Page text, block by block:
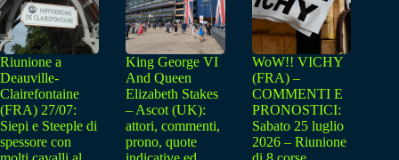
Riunione a
Deauville-
Clairefontaine
(FRA) 27/07:
Siepi e Steeple di
spessore con
King George VI
And Queen
Elizabeth Stakes
– Ascot (UK):
attori, commenti,
prono, quote
WoW!! VICHY
(FRA) –
COMMENTI E
PRONOSTICI:
Sabato 25 luglio
2026 – Riunione